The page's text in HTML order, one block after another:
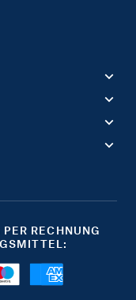
RECHNUNG